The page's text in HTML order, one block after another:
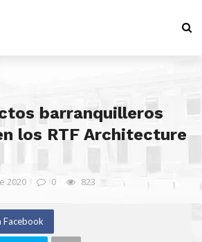
barranquilleros
los RTF Architecture
2020 0 823
Facebook